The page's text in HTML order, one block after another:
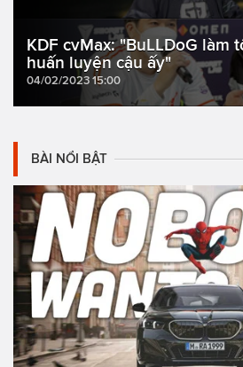
KDF cvMax: "BuLLDoG làm
huấn luyện cậu ấy"
04/02/2023 15:00
BÀI NỔI BẬT